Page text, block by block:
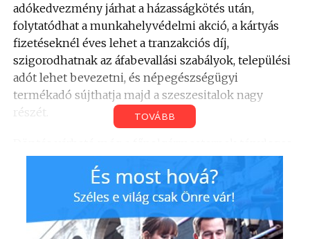
adókedvezmény járhat a házasságkötés után,
folytatódhat a munkahelyvédelmi akció, a kártyás
fizetéseknél éves lehet a tranzakciós díj,
szigorodhatnak az áfabevallási szabályok, települési
adót lehet bevezetni, és népegészségügyi
termékadó sújthatja majd a szeszesitalok nagy
részét.
vétójogot biztosító önkormányzatitörvény-
módosításról, valamint arról az igazságügyi
törvénycsomagról is, amelynek alapján miniszteri
biztos kerülhet a végrehajtói kamara mellé.
Módosíthatják továbbá a büntetések végrehajtásáról
TOVÁBB